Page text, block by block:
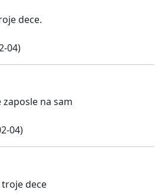
dece.
04)
na sam
04)
troje dece